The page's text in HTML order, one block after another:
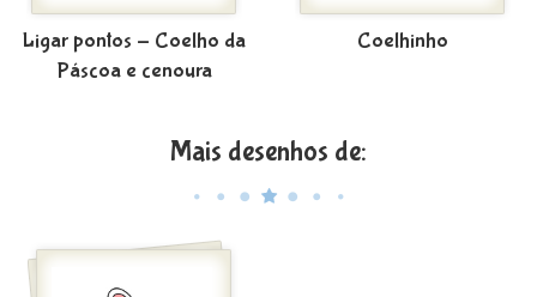
Ligar pontos - Coelho da
Páscoa e cenoura
Coelhinho
Mais desenhos de: